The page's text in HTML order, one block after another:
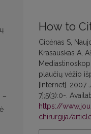
How to
Cicėnas S,
Krasauskas A,
plaučių vėžio
[Internet]. 2007
7];5(3):0-.
https://
chirurgija/
–